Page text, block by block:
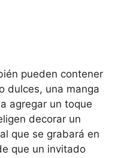
pueden contener
dulces, una manga
agregar un toque
decorar un
que se grabará en
que un invitado